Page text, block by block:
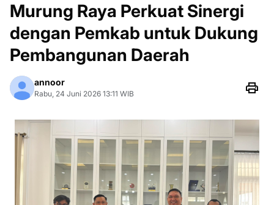
Murung Raya Perkuat Sinergi
dengan Pemkab untuk Dukung
Pembangunan Daerah
annoor
Rabu, 24 Juni 2026 13:11 WIB